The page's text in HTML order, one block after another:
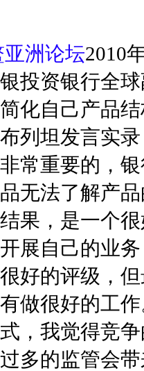
洲论坛2010
投资银行全
简化自己产品
列坦发言实
常重要的，
无法了解产
果，是一个
展自己的业
好的评级，
做很好的工
，我觉得竞
多的监管会